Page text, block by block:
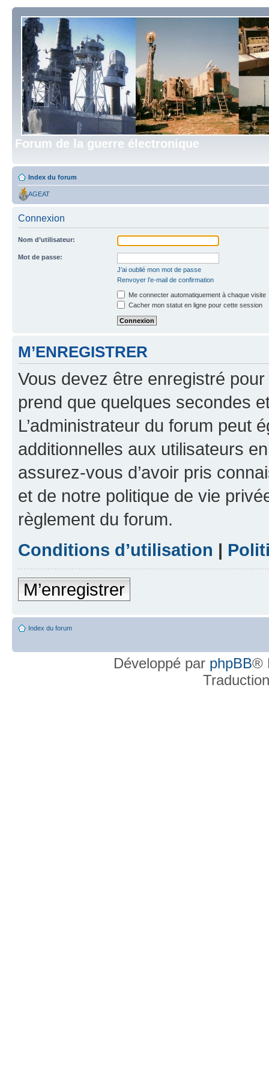
Forum de la guerre électronique
Index du forum
AGEAT
Connexion
Nom d’utilisateur:
Mot de passe:
J’ai oublié mon mot de passe
Renvoyer l’e-mail de confirmation
Me connecter automatiquement à chaque visite
Cacher mon statut en ligne pour cette session
M’ENREGISTRER
Vous devez être enregistré
prend que quelques secondes
L’administrateur du forum peut
additionnelles aux utilisateurs
assurez-vous d’avoir pris
et de notre politique de vie
règlement du forum.
Conditions d’utilisation |
M’enregistrer
Index du forum
Développé par phpBB®